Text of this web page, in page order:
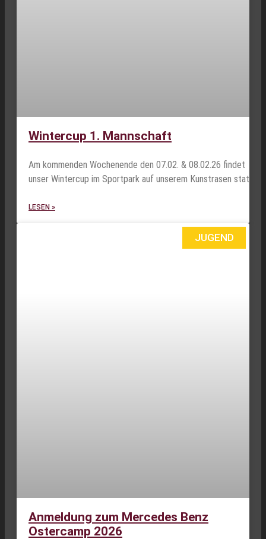
Wintercup 1. Mannschaft
Am kommenden Wochenende den 07.02. & 08.02.26 findet
unser Wintercup im Sportpark auf unserem Kunstrasen statt.
LESEN »
JUGEND
Anmeldung zum Mercedes Benz
Ostercamp 2026